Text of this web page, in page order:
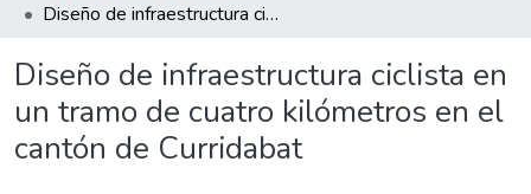
Diseño de infraestructura ciclista en un tramo de cuatro kilómetros en el cantón de Curridabat
Diseño de infraestructura ciclista en
un tramo de cuatro kilómetros en el
cantón de Curridabat